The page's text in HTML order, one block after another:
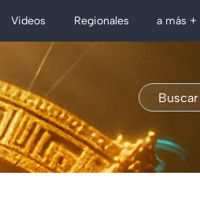
Videos Regionales a más +